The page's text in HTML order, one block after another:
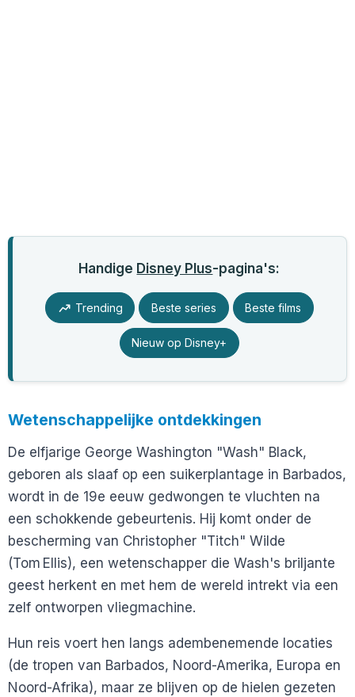
Handige Disney Plus-pagina's:
Trending Beste series Beste films
Nieuw op Disney+
Wetenschappelijke ontdekkingen
De elfjarige George Washington "Wash" Black,
geboren als slaaf op een suikerplantage in Barbados,
wordt in de 19e eeuw gedwongen te vluchten na
een schokkende gebeurtenis. Hij komt onder de
bescherming van Christopher "Titch" Wilde
(Tom Ellis), een wetenschapper die Wash's briljante
geest herkent en met hem de wereld intrekt via een
zelf ontworpen vliegmachine.
Hun reis voert hen langs adembenemende locaties
(de tropen van Barbados, Noord-Amerika, Europa en
Noord-Afrika), maar ze blijven op de hielen gezeten